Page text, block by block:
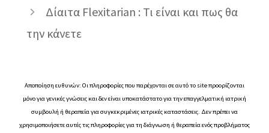
Δίαιτα Flexitarian : Τι είναι και πως θα
την κάνετε
Αποποίηση ευθυνών: Οι πληροφορίες που παρέχονται σε αυτό το site προορίζονται
μόνο για γενικές γνώσεις και δεν είναι υποκατάστατο για την επαγγελματική ιατρική
συμβουλή ή θεραπεία για συγκεκριμένες ιατρικές καταστάσεις. Δεν πρέπει να
χρησιμοποιήσετε αυτές τις πληροφορίες για τη διάγνωση ή θεραπεία ενός προβλήματος